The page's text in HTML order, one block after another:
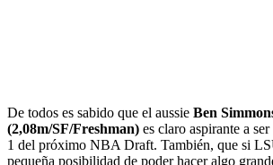
De todos es sabido que el aussie Ben
(2,08m/SF/Freshman) es claro aspirante a
1 del próximo NBA Draft. También, que si
pequeña posibilidad de poder hacer algo